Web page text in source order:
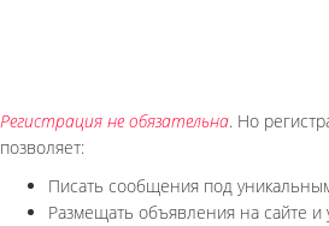
Регистрация не обязательна. Но
позволяет:
Писать сообщения под
Размещать объявления на сайте и